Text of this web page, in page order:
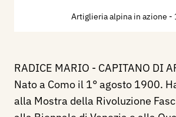
Artiglieria alpina in azione -
RADICE MARIO - CAPITANO DI
Nato a Como il 1° agosto 1900.
alla Mostra della Rivoluzione